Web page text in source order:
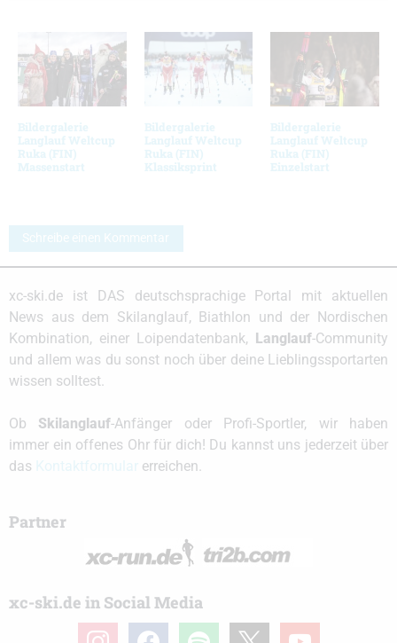
Bildergalerie
Langlauf Weltcup
Ruka (FIN)
Massenstart
Bildergalerie
Langlauf Weltcup
Ruka (FIN)
Klassiksprint
Bildergalerie
Langlauf Weltcup
Ruka (FIN)
Einzelstart
Schreibe einen Kommentar
xc-ski.de ist DAS deutschsprachige Portal mit aktuellen
News aus dem Skilanglauf, Biathlon und der Nordischen
Kombination, einer Loipendatenbank,
Langlauf-Community
und allem was du sonst noch über deine Lieblingssportarten
wissen solltest.
Ob Skilanglauf-Anfänger oder Profi-Sportler, wir haben
immer ein offenes Ohr für dich! Du kannst uns jederzeit über
das
erreichen.
Partner
xc-ski.de in Social Media
instagramfacebook spotify youtube